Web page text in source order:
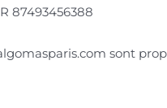
87493456388
sont